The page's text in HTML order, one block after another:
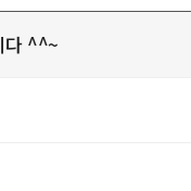
다 ^^~